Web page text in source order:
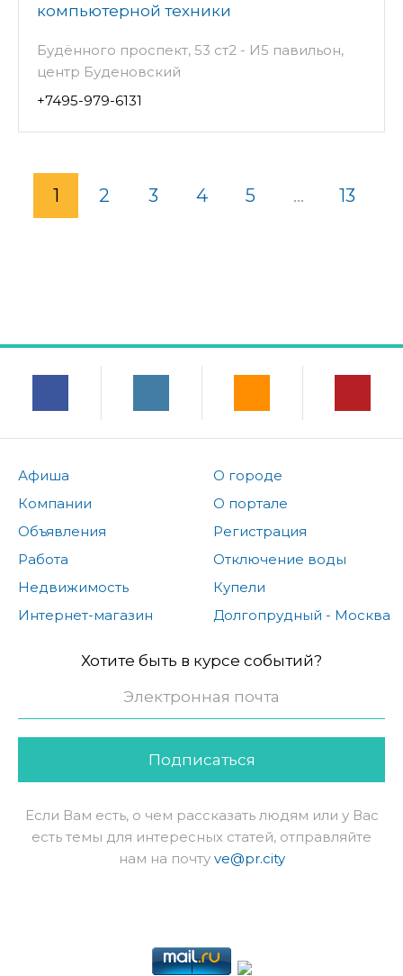
компьютерной техники
Будённого проспект, 53 ст2 - И5 павильон,
центр Буденовский
+7495-979-6131
1 2 3 4 5 ... 13
Афиша
Компании
Объявления
Работа
Недвижимость
Интернет-магазин
О городе
О портале
Регистрация
Отключение воды
Купели
Долгопрудный - Москва
Хотите быть в курсе событий?
Подписаться
Если Вам есть, о чем рассказать людям или у Вас
есть темы для интересных статей, отправляйте
нам на почту ve@pr.city